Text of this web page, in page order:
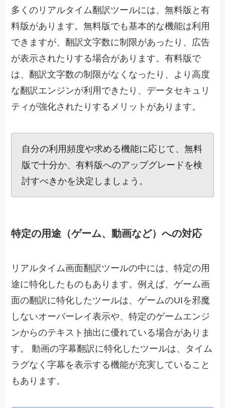
多くのリアルタイム翻訳ツールには、無料版と有
料版があります。無料版でも基本的な機能は利用
できますが、翻訳文字数に制限があったり、広告
が表示されたりする場合があります。有料版で
は、翻訳文字数の制限がなくなったり、より高度
な翻訳エンジンが利用できたり、データセキュリ
ティが強化されたりするメリットがあります。
自分の利用頻度や求める機能に応じて、無料
版で十分か、有料版へのアップグレードを検
討すべきかを決定しましょう。
特定の用途（ゲーム、動画など）への対応
リアルタイム画面翻訳ツールの中には、特定の用
途に特化したものもあります。例えば、ゲーム画
面の翻訳に特化したツールは、ゲームのUIを邪魔
しないオーバーレイ表示や、特定のゲームエンジ
ンからのテキスト抽出に優れている場合がありま
す。 動画の字幕翻訳に特化したツールは、タイム
ラグなく字幕を表示する機能が充実していること
もあります。